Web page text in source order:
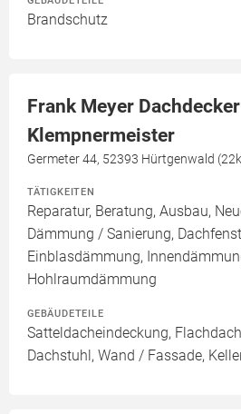
Brandschutz
Frank Meyer
Klempnermeister
Germeter 44, 52393 Hürtgenwald
TÄTIGKEITEN
Reparatur, Beratung, Ausbau,
Dämmung / Sanierung,
Einblasdämmung,
Hohlraumdämmung
GEBÄUDETEILE
Satteldacheindeckung,
Dachstuhl, Wand / Fassade,